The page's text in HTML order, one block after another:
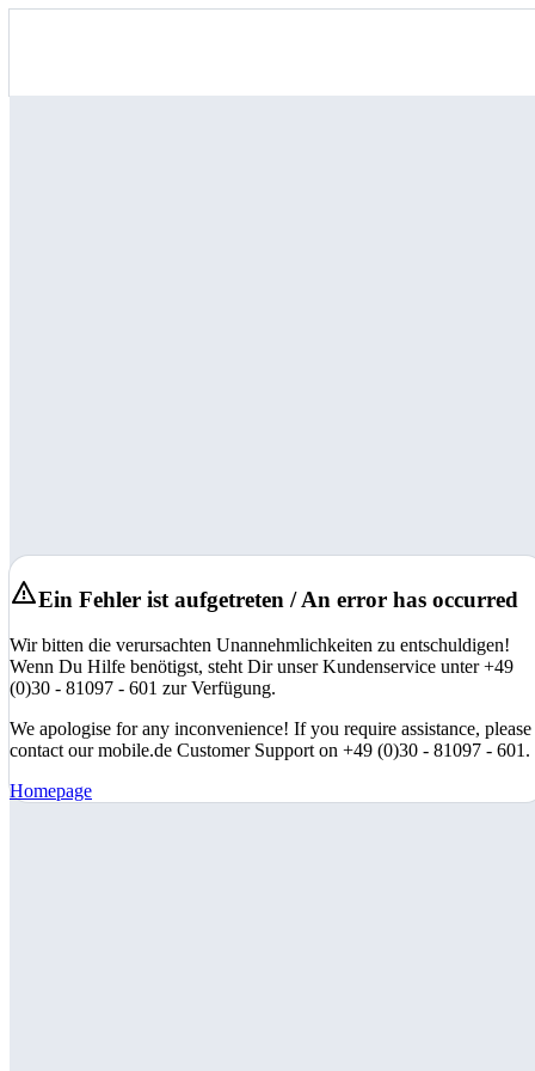
Ein Fehler ist aufgetreten / An error has occurred
Wir bitten die verursachten Unannehmlichkeiten zu entschuldigen!
Wenn Du Hilfe benötigst, steht Dir unser Kundenservice unter +49
(0)30 - 81097 - 601 zur Verfügung.
We apologise for any inconvenience! If you require assistance, please
contact our mobile.de Customer Support on +49 (0)30 - 81097 - 601.
Homepage